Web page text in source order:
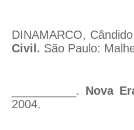
DINAMARCO,
Civil. São Paulo:
__________. Nova
2004.